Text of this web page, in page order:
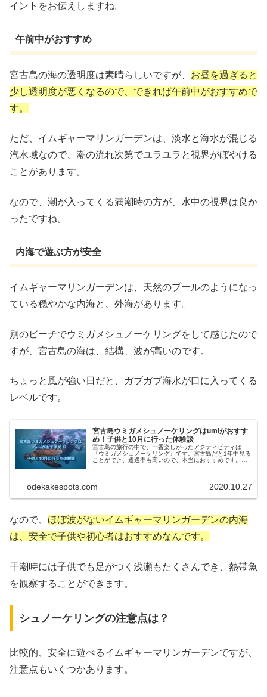
イントをお伝えしますね。
午前中がおすすめ
宮古島の海の透明度は素晴らしいですが、 お昼を過ぎると
少し透明度が悪くなるので、できれば午前中がおすすめで
す。
ただ、イムギャーマリンガーデンは、淡水と海水が混じる
汽水域なので、潮の流れ次第でユラユラと視界がぼやける
ことがあります。
なので、潮が入ってくる満潮時の方が、水中の視界は良か
ったですね。
内海で遊ぶ方が安全
イムギャーマリンガーデンは、天然のプールのようになっ
ている穏やかな内海と、外海があります。
別のビーチでウミガメシュノーケリングをして感じたので
すが、宮古島の海は、結構、波が高いのです。
ちょっと風が強い日だと、ガブガブ海水が口に入ってくる
レベルです。
宮古島ウミガメシュノーケリングはumiがおすす
め！子供と10月に行った体験談
宮古島の旅行の中で、一番楽しかったアクティビティは
『ウミガメシュノーケリング』です。宮古島だと1年中見る
ことができ、遭遇率も高いので、本当におすすめです。野
odekakespots.com 2020.10.27
なので、 ほぼ波がないイムギャーマリンガーデンの内海
は、安全で子供や初心者はおすすめなんです。
干潮時には子供でも足がつく浅瀬もたくさんでき、熱帯魚
を観察することができます。
シュノーケリングの注意点は？
比較的、安全に遊べるイムギャーマリンガーデンですが、
注意点もいくつかあります。